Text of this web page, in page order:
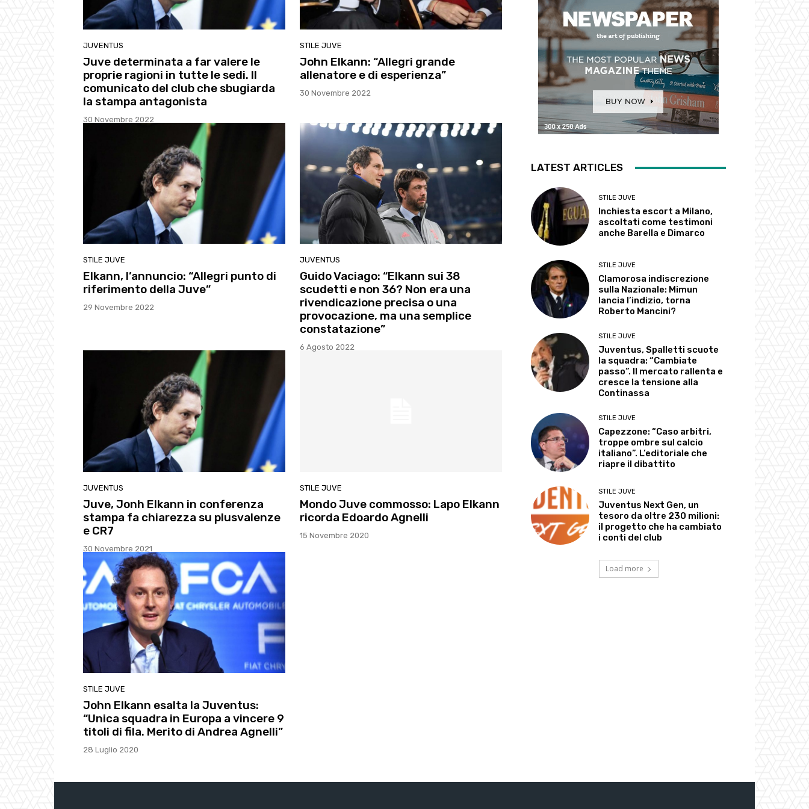
JUVENTUS
Juve determinata a far valere le
proprie ragioni in tutte le sedi. Il
comunicato del club che sbugiarda
la stampa antagonista
30 Novembre 2022
STILE JUVE
John Elkann: “Allegri grande
allenatore e di esperienza”
30 Novembre 2022
STILE JUVE
Elkann, l’annuncio: “Allegri punto di
riferimento della Juve”
29 Novembre 2022
JUVENTUS
Guido Vaciago: “Elkann sui 38
scudetti e non 36? Non era una
rivendicazione precisa o una
provocazione, ma una semplice
constatazione”
6 Agosto 2022
JUVENTUS
Juve, Jonh Elkann in conferenza
stampa fa chiarezza su plusvalenze
e CR7
30 Novembre 2021
STILE JUVE
Mondo Juve commosso: Lapo Elkann
ricorda Edoardo Agnelli
15 Novembre 2020
STILE JUVE
John Elkann esalta la Juventus:
“Unica squadra in Europa a vincere 9
titoli di fila. Merito di Andrea Agnelli”
28 Luglio 2020
LATEST ARTICLES
STILE JUVE
Inchiesta escort a Milano,
ascoltati come testimoni
anche Barella e Dimarco
STILE JUVE
Clamorosa indiscrezione
sulla Nazionale: Mimun
lancia l’indizio, torna
Roberto Mancini?
STILE JUVE
Juventus, Spalletti scuote
la squadra: “Cambiate
passo”. Il mercato rallenta e
cresce la tensione alla
Continassa
STILE JUVE
Capezzone: “Caso arbitri,
troppe ombre sul calcio
italiano”. L’editoriale che
riapre il dibattito
STILE JUVE
Juventus Next Gen, un
tesoro da oltre 230 milioni:
il progetto che ha cambiato
i conti del club
Load more